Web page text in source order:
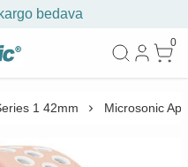
🎁 İlk siparişe %10
0
1 42mm Microsonic